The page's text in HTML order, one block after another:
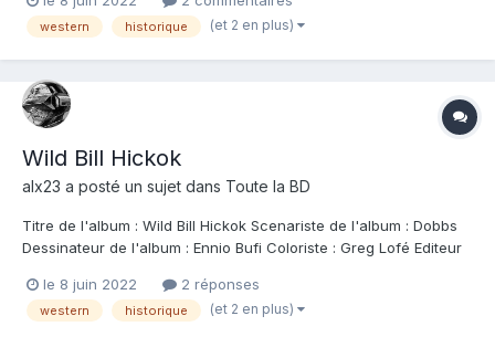
album commence quand Hickok perd son étoile de shérif suite à
un malheureux accident. L'homme est déjà connu pour être
western historique (et 2 en plus)
Wild Bill Hickok
alx23 a posté un sujet dans Toute la BD
Titre de l'album : Wild Bill Hickok Scenariste de l'album : Dobbs
Dessinateur de l'album : Ennio Bufi Coloriste : Greg Lofé Editeur
Bill. De son vrai nom James Butler Hickok, il était considéré
comme le meil...
le 8 juin 2022 2 réponses
western historique (et 2 en plus)